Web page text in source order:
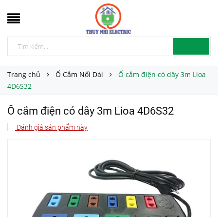
Trang chủ Ổ Cắm Nối Dài
Ổ cắm điện có dây 3m Lioa
4D6S32
Ổ cắm điện có dây 3m Lioa 4D6S32
Đánh giá sản phẩm này